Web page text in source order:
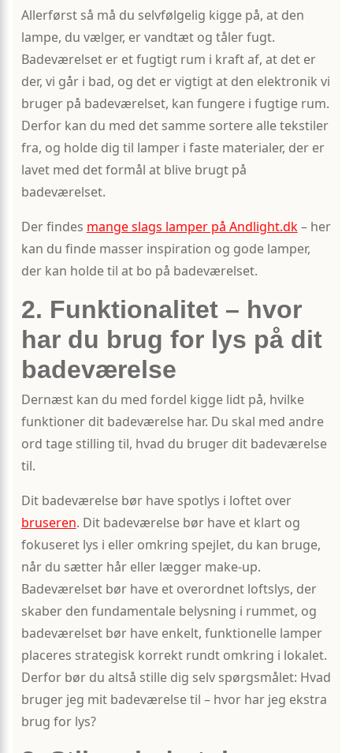
Allerførst så må du selvfølgelig kigge på, at den
lampe, du vælger, er vandtæt og tåler fugt.
Badeværelset er et fugtigt rum i kraft af, at det er
der, vi går i bad, og det er vigtigt at den elektronik vi
bruger på badeværelset, kan fungere i fugtige rum.
Derfor kan du med det samme sortere alle tekstiler
fra, og holde dig til lamper i faste materialer, der er
lavet med det formål at blive brugt på
badeværelset.
Der findes mange slags lamper på Andlight.dk– her
kan du finde masser inspiration og gode lamper,
der kan holde til at bo på badeværelset.
2. Funktionalitet – hvor
har du brug for lys på dit
badeværelse
Dernæst kan du med fordel kigge lidt på, hvilke
funktioner dit badeværelse har. Du skal med andre
ord tage stilling til, hvad du bruger dit badeværelse
til.
Dit badeværelse bør have spotlys i loftet over
bruseren. Dit badeværelse bør have et klart og
fokuseret lys i eller omkring spejlet, du kan bruge,
når du sætter hår eller lægger make-up.
Badeværelset bør have et overordnet loftslys, der
skaber den fundamentale belysning i rummet, og
badeværelset bør have enkelt, funktionelle lamper
placeres strategisk korrekt rundt omkring i lokalet.
Derfor bør du altså stille dig selv spørgsmålet: Hvad
bruger jeg mit badeværelse til – hvor har jeg ekstra
brug for lys?